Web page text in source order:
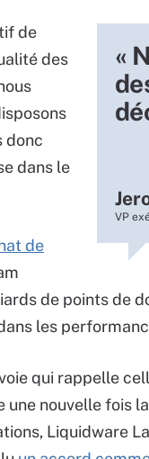
«
VP
de
des
donc
dans le
de
de points de
les
qui rappelle
une nouvelle fois
Liquidware